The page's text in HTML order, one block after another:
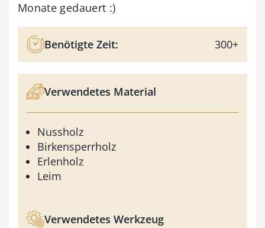
Monate gedauert :)
Benötigte Zeit: 300+
Verwendetes Material
Nussholz
Birkensperrholz
Erlenholz
Leim
Verwendetes Werkzeug